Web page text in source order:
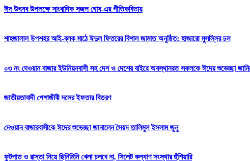
ঈদ উৎসব উপলক্ষে সাংবাদিক সজল ঘোষ-এর গীতিকবিতায়
শাহজালাল উপশহর আই-ব্লক মাঠে ঈদুল ফিতরের বিশাল জামাত অনুষ্ঠিত: হাজারো মুসল্লির ঢল
০৩ নং দেওয়ান বাজার ইউনিয়নবাসী সহ দেশ ও দেশের বাইরে অবস্থানরত সকলকে ঈদের শুভেচ্ছা
জাতীয়তাবাদী পেশাজীবী দলের ইফতার বিতরণ
দেওয়ান বাজারবাসীকে ঈদের শুভেচ্ছা জানালেন সৈয়দ তালিমুল ইসলাম জুনু
ফুটপাত ও রাস্তা নিয়ে ছিনিমিনি খেলা চলবে না, সিলেট কল্যাণ সংস্থার হুঁশিয়ারি